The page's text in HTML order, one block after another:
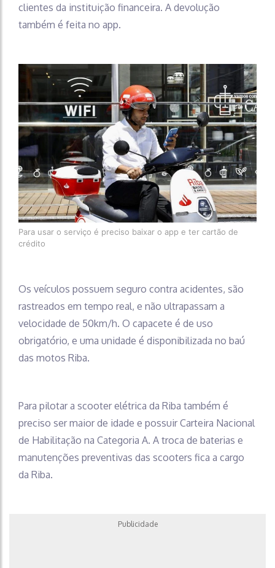
clientes da instituição financeira. A devolução
também é feita no app.
Para usar o serviço é preciso baixar o app e ter cartão de
crédito
Os veículos possuem seguro contra acidentes, são
rastreados em tempo real, e não ultrapassam a
velocidade de 50km/h. O capacete é de uso
obrigatório, e uma unidade é disponibilizada no baú
das motos Riba.
Para pilotar a scooter elétrica da Riba também é
preciso ser maior de idade e possuir Carteira Nacional
de Habilitação na Categoria A. A troca de baterias e
manutenções preventivas das scooters fica a cargo
da Riba.
Publicidade